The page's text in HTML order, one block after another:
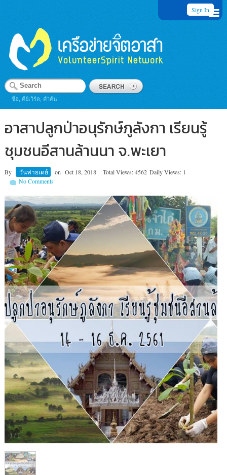
Sign In
ชื่อ, คีย์เวิร์ด, คำค้น
อาสาปลูกป่าอนุรักษ์ภูลังกา เรียนรู้
ชุมชนอีสานล้านนา จ.พะเยา
By วันฟายเดย์ on Oct 18, 2018 Total Views: 4562 Daily Views: 1
No Comments
1 /1